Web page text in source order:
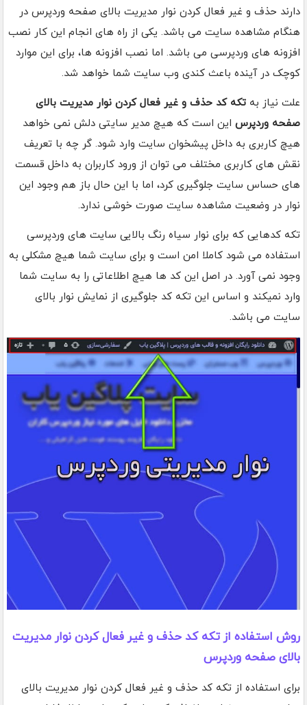
دارند حذف و غیر فعال کردن نوار مدیریت بالای صفحه وردپرس در
هنگام مشاهده سایت می باشد. یکی از راه های انجام این کار نصب
افزونه های وردپرسی می باشد. اما نصب افزونه ها، برای این موارد
کوچک در آینده باعث کندی وب سایت شما خواهد شد.
علت نیاز به تکه کد حذف و غیر فعال کردن نوار مدیریت بالای
صفحه وردپرس این است که هیچ مدیر سایتی دلش نمی خواهد
هیچ کاربری به داخل پیشخوان سایت وارد شود. گر چه با تعریف
نقش های کاربری مختلف می توان از ورود کاربران به داخل قسمت
های حساس سایت جلوگیری کرد، اما با این حال باز هم وجود این
نوار در وضعیت مشاهده سایت صورت خوشی ندارد.
تکه کدهایی که برای نوار سیاه رنگ بالایی سایت های وردپرسی
استفاده می شود کاملا امن است و برای سایت شما هیچ مشکلی به
وجود نمی آورد. در اصل این کد ها هیچ اطلاعاتی را به سایت شما
وارد نمیکند و اساس این تکه کد جلوگیری از نمایش نوار بالای
سایت می باشد.
روش استفاده از تکه کد حذف و غیر فعال کردن نوار مدیریت
بالای صفحه وردپرس
برای استفاده از تکه کد حذف و غیر فعال کردن نوار مدیریت بالای